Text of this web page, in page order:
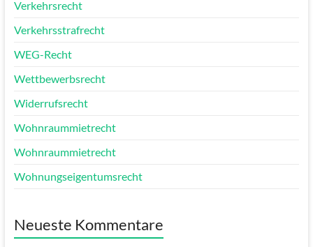
Verkehrsrecht
Verkehrsstrafrecht
WEG-Recht
Wettbewerbsrecht
Widerrufsrecht
Wohnraummietrecht
Wohnraummietrecht
Wohnungseigentumsrecht
Neueste Kommentare